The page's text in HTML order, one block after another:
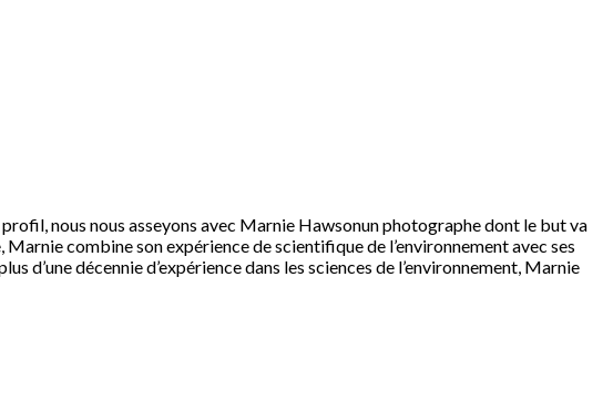
nous nous asseyons avec Marnie Hawsonun photographe dont le but va
combine son expérience de scientifique de l’environnement avec ses
décennie d’expérience dans les sciences de l’environnement, Marnie